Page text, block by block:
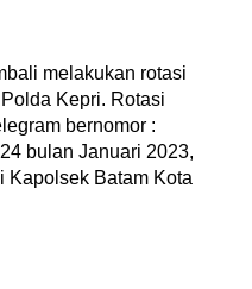
melakukan rotasi
Kepri. Rotasi
bernomor :
bulan Januari 2023,
Kapolsek Batam Kota